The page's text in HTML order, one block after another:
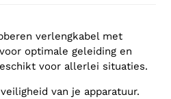
verlengkabel met
optimale geleiding en
voor allerlei situaties.
van je apparatuur.